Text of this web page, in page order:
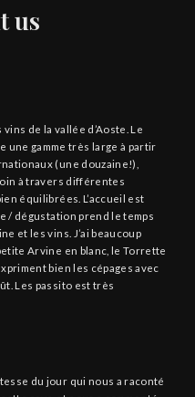
us
de la vallée d’Aoste. Le
une gamme très large à partir
(une douzaine!),
à travers différentes
équilibrées. L’accueil est
/ dégustation prend le temps
et les vins. J’ai beaucoup
Arvine en blanc, le Torrette
bien les cépages avec
Les passito est très
du jour qui nous a raconté